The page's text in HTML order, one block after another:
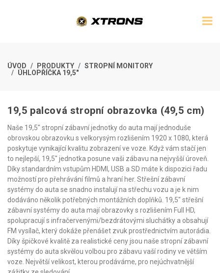
ÚVOD PRODUKTY
STROPNÍ MONITORY
ÚHLOPŘÍČKA 19,5"
19,5 palcová stropní obrazovka (49,5 cm)
Naše 19,5" stropní zábavní jednotky do auta mají jednoduše
obrovskou obrazovku s velkorysým rozlišením 1920 x 1080, která
poskytuje vynikající kvalitu zobrazení ve voze. Když vám stačí jen
to nejlepší, 19,5" jednotka posune vaši zábavu na nejvyšší úroveň.
Díky standardním vstupům HDMI, USB a SD máte k dispozici řadu
možností pro přehrávání filmů a hraní her. Střešní zábavní
systémy do auta se snadno instalují na střechu vozu a je k nim
dodáváno několik potřebných montážních doplňků. 19,5" střešní
zábavní systémy do auta mají obrazovky s rozlišením Full HD,
spolupracují s infračervenými/bezdrátovými sluchátky a obsahují
FM vysílač, který dokáže přenášet zvuk prostřednictvím autorádia.
Díky špičkové kvalitě za realistické ceny jsou naše stropní zábavní
systémy do auta skvělou volbou pro zábavu vaší rodiny ve větším
voze. Největší velikost, kterou prodáváme, pro nejúchvatnější